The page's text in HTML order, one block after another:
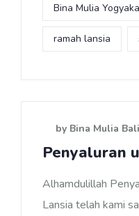
Bina Mulia
ramah lansia
by Bina Mulia
Penyaluran
Alhamdulillah
Lansia telah kami